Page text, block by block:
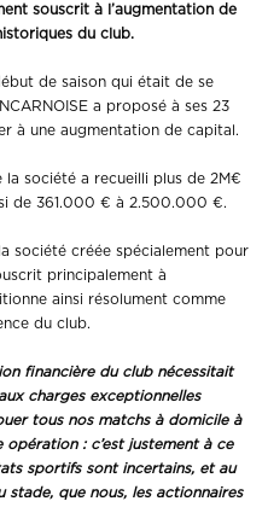
souscrit à l’augmentation de
du club.
de saison qui était de se
a proposé à ses 23
à une augmentation de capital.
la société a recueilli plus de 2M€
de 361.000 € à 2.500.000 €.
la société créée spécialement pour
principalement à
ainsi résolument comme
du club.
financière du club nécessitait
charges exceptionnelles
tous nos matchs à domicile à
opération : c’est justement à ce
sportifs sont incertains, et au
que nous, les actionnaires